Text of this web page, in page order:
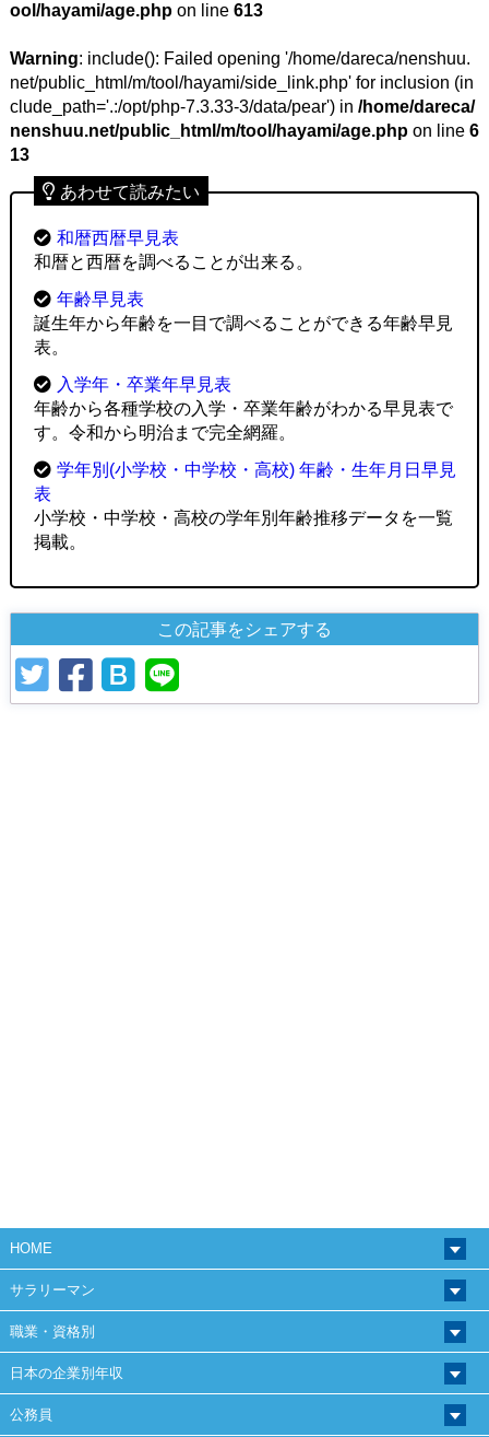
ool/hayami/age.phpon line 613
Warning: include(): Failed opening '/home/dareca/nenshuu.
net/public_html/m/tool/hayami/side_link.php' for inclusion (in
clude_path='.:/opt/php-7.3.33-3/data/pear') in /home/dareca/
nenshuu.net/public_html/m/tool/hayami/age.phpon line 6
13
あわせて読みたい
和暦西暦早見表
和暦と西暦を調べることが出来る。
年齢早見表
誕生年から年齢を一目で調べることができる年齢早見
表。
入学年・卒業年早見表
年齢から各種学校の入学・卒業年齢がわかる早見表で
す。令和から明治まで完全網羅。
学年別(小学校・中学校・高校) 年齢・生年月日早見
表
小学校・中学校・高校の学年別年齢推移データを一覧
掲載。
この記事をシェアする
HOME
サラリーマン
職業・資格別
日本の企業別年収
公務員